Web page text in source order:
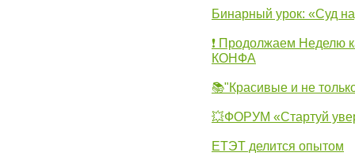
Бинарный урок: «Суд
❗ Продолжаем Неделю
КОНФА
📚"Красивые и не
💥ФОРУМ «Стартуй
ЕТЭТ делится опытом